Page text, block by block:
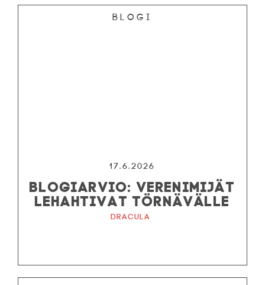
Blogi
17.6.2026
BLOGIARVIO: VERENIMIJÄT
LEHAHTIVAT TÖRNÄVÄLLE
Dracula